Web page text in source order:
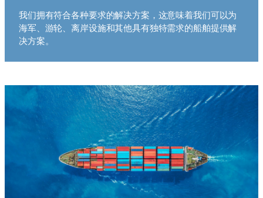
我们拥有符合各种要求的解决方案，这意味着我们可以为
海军、游轮、离岸设施和其他具有独特需求的船舶提供解
决方案。